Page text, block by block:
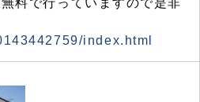
料で行っていますので是非
index.html